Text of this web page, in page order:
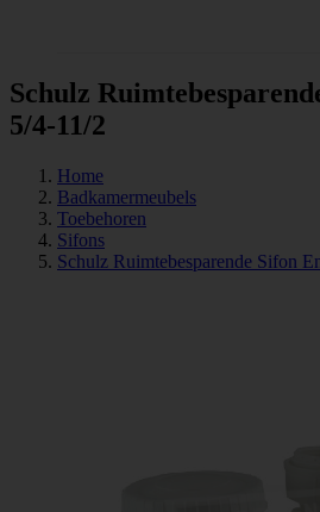
Schulz
5/4-11/2
Home
Badkamermeubels
Toebehoren
Sifons
Schulz Ruimtebesparende Sifon